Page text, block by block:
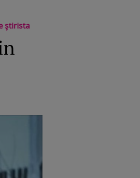
știrista